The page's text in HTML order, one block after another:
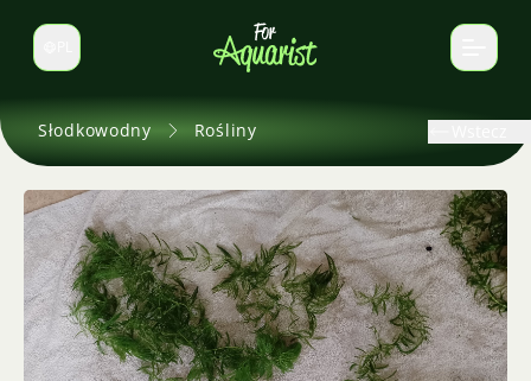
Zmień język
Słodkowodny Rośliny